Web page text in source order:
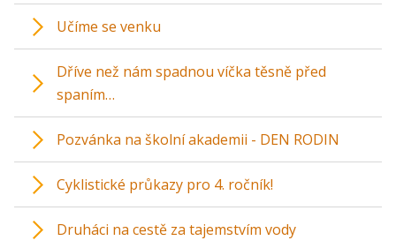
Učíme se venku
Dříve než nám spadnou víčka těsně před
spaním…
Pozvánka na školní akademii - DEN RODIN
Cyklistické průkazy pro 4. ročník!
Druháci na cestě za tajemstvím vody